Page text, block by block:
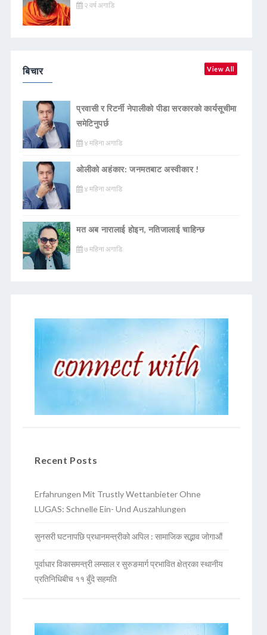
२ वर्ष अगाडि
बिचार View All
प्रवासी र रिटर्नी नेपालीको पीडा सरकारको कार्यसूचीमा
समेटिनुपर्छ
४ महिना अगाडि
ओलीको अहंकार: जनमतबाट अस्वीकार !
४ महिना अगाडि
मत अब नारालाई होइन, नतिजालाई चाहिन्छ
७ महिना अगाडि
Recent Posts
Erfahrungen Mit Trustly Wettanbieter Ohne
LUGAS: Schnelle Ein- Und Auszahlungen
सुनसरी घटनापछि प्रधानमन्त्रीको अपिल : सामाजिक सद्भाव जोगाऔं
पूर्वाधार विकासमन्त्री लम्साल र सुरुङमार्ग प्रभावित क्षेत्रका स्थानीय
प्रतिनिधिबीच ११ बुँदे सहमति